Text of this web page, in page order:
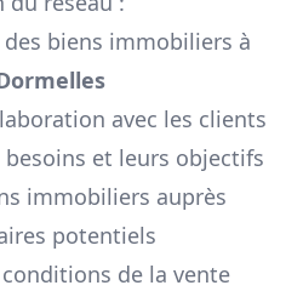
biens immobiliers à
avec les clients
et leurs objectifs
immobiliers auprès
potentiels
de la vente